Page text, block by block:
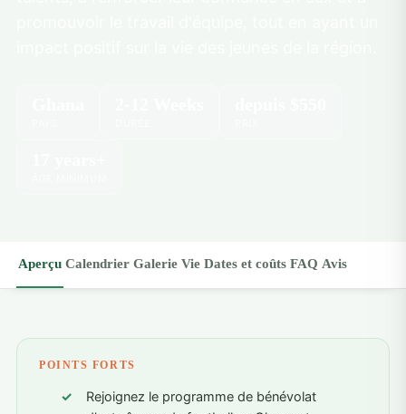
Aperçu Calendrier Galerie Vie Dates et coûts FAQ Avis
POINTS FORTS
Rejoignez le programme de bénévolat